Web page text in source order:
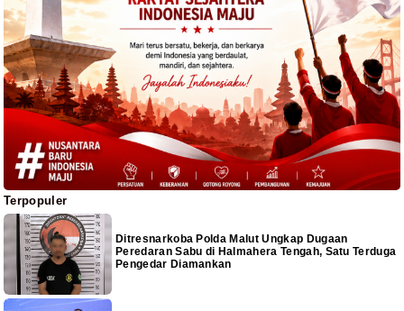
Terpopuler
Ditresnarkoba Polda Malut Ungkap Dugaan
Peredaran Sabu di Halmahera Tengah, Satu Terduga
Pengedar Diamankan